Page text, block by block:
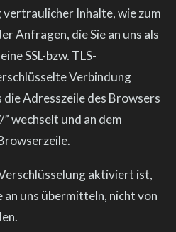
Inhalte, wie zum
Anfragen, die Sie an uns als
SSL-bzw. TLS-
Verbindung
die Adresszeile des Browsers
wechselt und an dem
Verschlüsselung aktiviert ist,
an uns übermitteln, nicht von